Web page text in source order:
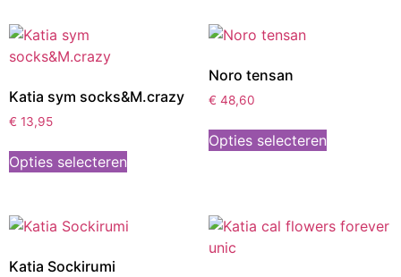
Katia sym socks&M.crazy
€ 13,95
Opties selecteren
Noro tensan
€ 48,60
Opties selecteren
Katia Sockirumi